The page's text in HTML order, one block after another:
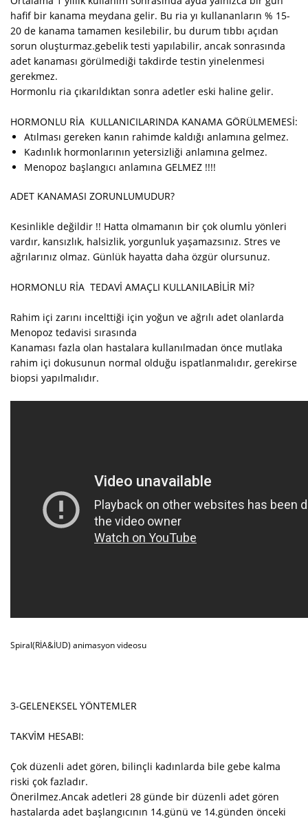
hafif bir kanama meydana gelir. Bu ria yı kullananların % 15-
20 de kanama tamamen kesilebilir, bu durum tıbbı açıdan
sorun oluşturmaz.gebelik testi yapılabilir, ancak sonrasında
adet kanaması görülmediği takdirde testin yinelenmesi
gerekmez.
Hormonlu ria çıkarıldıktan sonra adetler eski haline gelir.
HORMONLU RİA KULLANICILARINDA KANAMA GÖRÜLMEMESİ:
Atılması gereken kanın rahimde kaldığı anlamına gelmez.
Kadınlık hormonlarının yetersizliği anlamına gelmez.
Menopoz başlangıcı anlamına GELMEZ !!!!
ADET KANAMASI ZORUNLUMUDUR?
Kesinlikle değildir !! Hatta olmamanın bir çok olumlu yönleri
vardır, kansızlık, halsizlik, yorgunluk yaşamazsınız. Stres ve
ağrılarınız olmaz. Günlük hayatta daha özgür olursunuz.
HORMONLU RİA TEDAVİ AMAÇLI KULLANILABİLİR Mİ?
Rahim içi zarını incelttiği için yoğun ve ağrılı adet olanlarda
Menopoz tedavisi sırasında
Kanaması fazla olan hastalara kullanılmadan önce mutlaka
rahim içi dokusunun normal olduğu ispatlanmalıdır, gerekirse
biopsi yapılmalıdır.
Spiral(RİA&İUD) animasyon videosu
3-GELENEKSEL YÖNTEMLER
TAKVİM HESABI:
Çok düzenli adet gören, bilinçli kadınlarda bile gebe kalma
riski çok fazladır.
Önerilmez.Ancak adetleri 28 günde bir düzenli adet gören
hastalarda adet başlangıcının 14.günü ve 14.günden önceki